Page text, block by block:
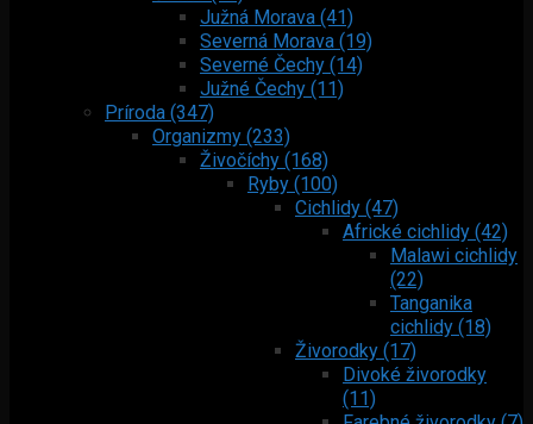
Južná Morava (41)
Severná Morava (19)
Severné Čechy (14)
Južné Čechy (11)
Príroda (347)
Organizmy (233)
Živočíchy (168)
Ryby (100)
Cichlidy (47)
Africké cichlidy (42)
Malawi cichlidy
(22)
Tanganika
cichlidy (18)
Živorodky (17)
Divoké živorodky
(11)